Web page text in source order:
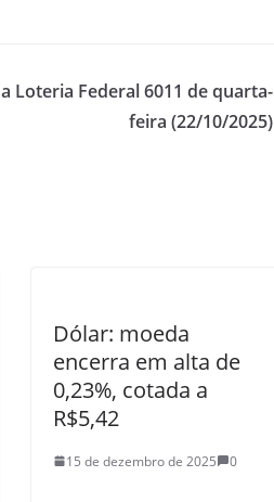
Loteria Federal 6011 de quarta-
feira (22/10/2025)
Dólar: moeda
encerra em alta de
0,23%, cotada a
R$5,42
15 de dezembro de 2025 0